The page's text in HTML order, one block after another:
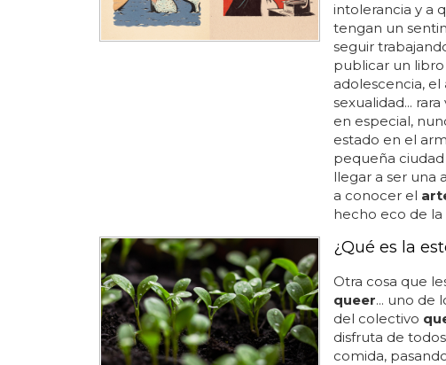
intolerancia y a
tengan un
seguir
publicar un libro
adolescencia, el
sexualidad...
en especial,
estado en el
pequeña
llegar a ser una
a conocer el
hecho eco de la
¿Qué es la
Otra cosa que
queer... uno de
del colectivo
disfruta de
comida,